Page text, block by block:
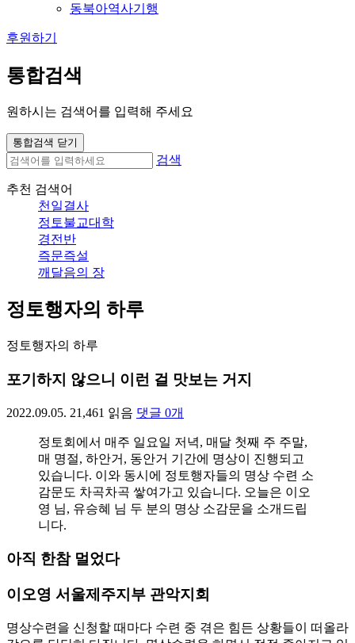
동북아역사기행
후원하기
통합검색
원하시는 검색어를 입력해 주세요
통합검색 닫기
검색
추천 검색어
천일결사
정토불교대학
경전반
즉문즉설
깨달음의 장
정토행자의 하루
정토행자의 하루
포기하지 않으니 이런 걸 맛보는 거지
2022.09.05. 21,461 읽음 댓글 0개
정토회에서 매주 일요일 저녁, 매달 첫째 주 주말,
매 명절, 하안거, 동안거 기간에 명상이 진행되고
있습니다. 이와 동시에 정토행자들의 명상 수련 소
감문도 차곡차곡 쌓여가고 있습니다. 오늘은 이오
영 님, 유승혜 님 두 분의 명상 소감문을 소개드립
니다.
아직 한참 멀었다
이오영 서울제주지부 관악지회
명상수련을 신청할 때마다 수련 중 겪은 힘든 상황들이 떠올라